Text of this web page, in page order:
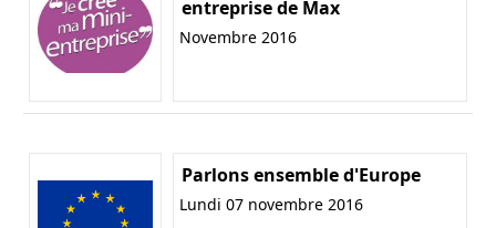
entreprise de Max
Novembre 2016
Parlons ensemble d'Europe
Lundi 07 novembre 2016